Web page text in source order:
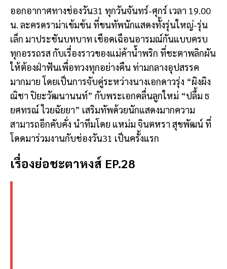
ออกอากาศทางช่องวัน31 ทุกวันจันทร์-ศุกร์ เวลา 19.00
น. ละครดราม่าเข้มข้น ที่ขนทัพนักแสดงทั้งรุ่นใหญ่-รุ่น
เล็ก มาประชันบทบาท เชือดเฉือนอารมณ์กันแบบครบ
ทุกอรรถรส กับเรื่องราวของแม่ค้าน้ำพริก ที่ชะตาพลิกผัน
ให้ต้องฝ่าฟันเพื่อทวงทุกอย่างคืน ท่ามกลางอุปสรรค
มากมาย โดยเป็นการจับคู่ระหว่างนางเอกดาวรุ่ง “ผิงผิง
ณิชา ปิยะวัฒนานนท์” กับพระเอกคลื่นลูกใหม่ “ปลื้ม ธ
ยศทรณ์ ไวยฉัยยา” เสริมทัพด้วยนักแสดงมากความ
สามารถอีกคับคั่ง นำทีมโดย แหม่ม จินตหรา สุขพัฒน์ ที่
โดดมาร่วมงานกับช่องวัน31 เป็นครั้งแรก
เรื่องย่อชะตาหงส์ EP.28